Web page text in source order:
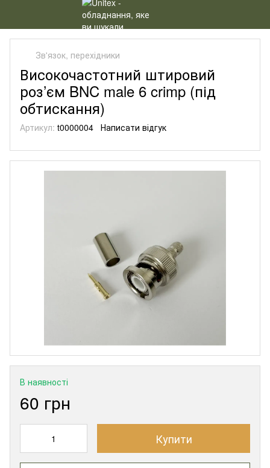
Зв'язок, перехідники
Високочастотний штировий
роз’єм BNC male 6 crimp (під
обтискання)
Артикул: t0000004 Написати відгук
В наявності
60 грн
Купити